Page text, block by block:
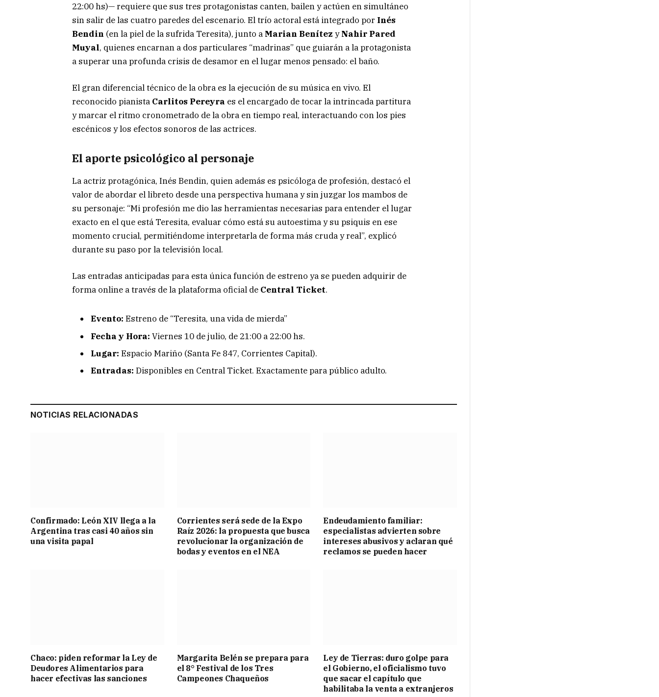
22:00 hs)— requiere que sus tres protagonistas canten, bailen y actúen en simultáneo
sin salir de las cuatro paredes del escenario. El trío actoral está integrado por Inés
Bendin (en la piel de la sufrida Teresita), junto a Marian Benítez yNahir Pared
Muyal, quienes encarnan a dos particulares “madrinas” que guiarán a la protagonista
a superar una profunda crisis de desamor en el lugar menos pensado: el baño.
El gran diferencial técnico de la obra es la ejecución de su música en vivo. El
reconocido pianista Carlitos Pereyra es el encargado de tocar la intrincada partitura
y marcar el ritmo cronometrado de la obra en tiempo real, interactuando con los pies
escénicos y los efectos sonoros de las actrices.
El aporte psicológico al personaje
La actriz protagónica, Inés Bendin, quien además es psicóloga de profesión, destacó el
valor de abordar el libreto desde una perspectiva humana y sin juzgar los mambos de
su personaje: “Mi profesión me dio las herramientas necesarias para entender el lugar
exacto en el que está Teresita, evaluar cómo está su autoestima y su psiquis en ese
momento crucial, permitiéndome interpretarla de forma más cruda y real”, explicó
durante su paso por la televisión local.
Las entradas anticipadas para esta única función de estreno ya se pueden adquirir de
forma online a través de la plataforma oficial de Central Ticket.
Evento: Estreno de “Teresita, una vida de mierda”
Fecha y Hora: Viernes 10 de julio, de 21:00 a 22:00 hs.
Lugar: Espacio Mariño (Santa Fe 847, Corrientes Capital).
Entradas: Disponibles en Central Ticket. Exactamente para público adulto.
NOTICIAS RELACIONADAS
Confirmado: León XIV llega a la
Argentina tras casi 40 años sin
una visita papal
Corrientes será sede de la Expo
Raíz 2026: la propuesta que busca
revolucionar la organización de
bodas y eventos en el NEA
Endeudamiento familiar:
especialistas advierten sobre
intereses abusivos y aclaran qué
reclamos se pueden hacer
Chaco: piden reformar la Ley de
Deudores Alimentarios para
hacer efectivas las sanciones
Margarita Belén se prepara para
el 8° Festival de los Tres
Campeones Chaqueños
Ley de Tierras: duro golpe para
el Gobierno, el oficialismo tuvo
que sacar el capítulo que
habilitaba la venta a extranjeros